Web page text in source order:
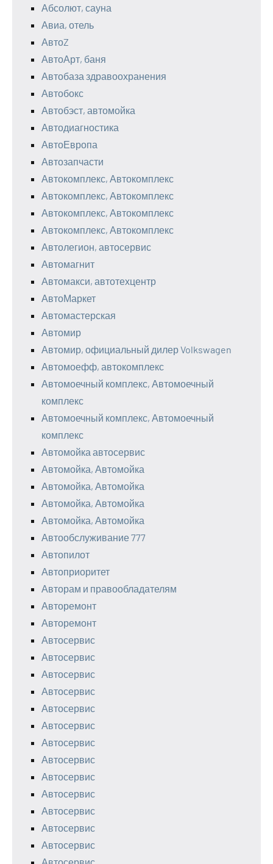
Абсолют, сауна
Авиа, отель
АвтоZ
АвтоАрт, баня
Автобаза здравоохранения
Автобокс
Автобэст, автомойка
Автодиагностика
АвтоЕвропа
Автозапчасти
Автокомплекс, Автокомплекс
Автокомплекс, Автокомплекс
Автокомплекс, Автокомплекс
Автокомплекс, Автокомплекс
Автолегион, автосервис
Автомагнит
Автомакси, автотехцентр
АвтоМаркет
Автомастерская
Автомир
Автомир, официальный дилер Volkswagen
Автомоефф, автокомплекс
Автомоечный комплекс, Автомоечный
комплекс
Автомоечный комплекс, Автомоечный
комплекс
Автомойка автосервис
Автомойка, Автомойка
Автомойка, Автомойка
Автомойка, Автомойка
Автомойка, Автомойка
Автообслуживание 777
Автопилот
Автоприоритет
Авторам и правообладателям
Авторемонт
Авторемонт
Автосервис
Автосервис
Автосервис
Автосервис
Автосервис
Автосервис
Автосервис
Автосервис
Автосервис
Автосервис
Автосервис
Автосервис
Автосервис